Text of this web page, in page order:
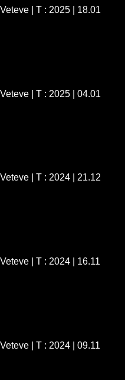
Veteve | T : 2025 | 18.01
Veteve | T : 2025 | 04.01
Veteve | T : 2024 | 21.12
Veteve | T : 2024 | 16.11
Veteve | T : 2024 | 09.11